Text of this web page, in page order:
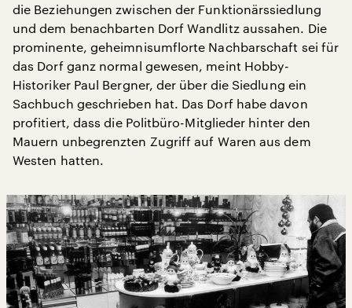
die Beziehungen zwischen der Funktionärssiedlung
und dem benachbarten Dorf Wandlitz aussahen. Die
prominente, geheimnisumflorte Nachbarschaft sei für
das Dorf ganz normal gewesen, meint Hobby-
Historiker Paul Bergner, der über die Siedlung ein
Sachbuch geschrieben hat. Das Dorf habe davon
profitiert, dass die Politbüro-Mitglieder hinter den
Mauern unbegrenzten Zugriff auf Waren aus dem
Westen hatten.